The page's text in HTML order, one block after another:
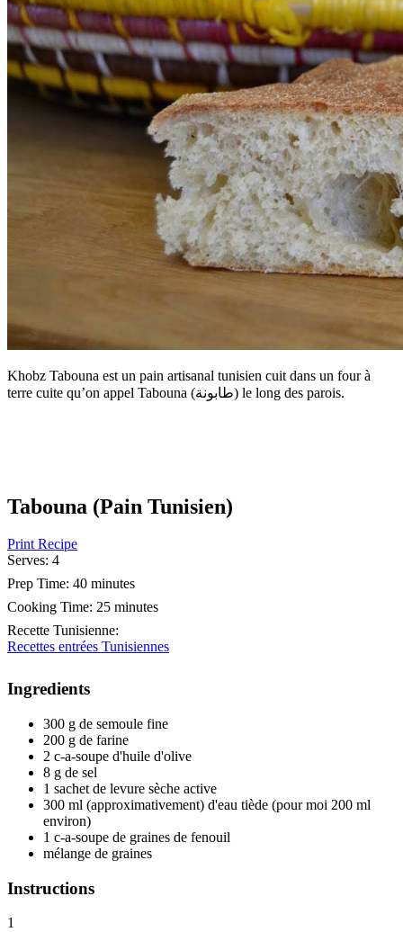
Khobz Tabouna est un pain artisanal tunisien cuit dans un four à
terre cuite qu’on appel Tabouna (طابونة) le long des parois.
Tabouna (Pain Tunisien)
Print Recipe
Serves: 4
Prep Time: 40 minutes
Cooking Time: 25 minutes
Recette Tunisienne:
Recettes entrées Tunisiennes
Ingredients
300 g de semoule fine
200 g de farine
2 c-a-soupe d'huile d'olive
8 g de sel
1 sachet de levure sèche active
300 ml (approximativement) d'eau tiède (pour moi 200 ml
environ)
1 c-a-soupe de graines de fenouil
mélange de graines
Instructions
1